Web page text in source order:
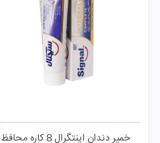
خمیر دندان اینتگرال 8 کاره محافظ